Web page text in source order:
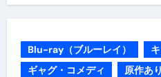
Blu-ray（ブルーレイ）
ギャグ・コメディ
原作あり